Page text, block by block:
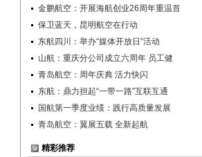
金鹏航空：开展海航创业26周年重温首
保卫蓝天，昆明航空在行动
东航四川：举办“媒体开放日”活动
山航：重庆分公司成立六周年 员工健
青岛航空：周年庆典 活力快闪
东航：鼎力担起“一带一路”互联互通
国航第一季度业绩：践行高质量发展
青岛航空：翼展五载 全新起航
精彩推荐